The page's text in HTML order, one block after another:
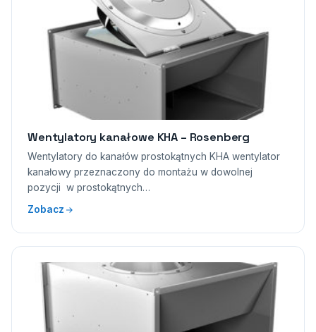
Wentylatory kanałowe KHA – Rosenberg
Wentylatory do kanałów prostokątnych KHA wentylator
kanałowy przeznaczony do montażu w dowolnej
pozycji w prostokątnych…
Zobacz